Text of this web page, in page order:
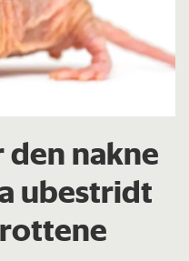
nakne
ubestridt